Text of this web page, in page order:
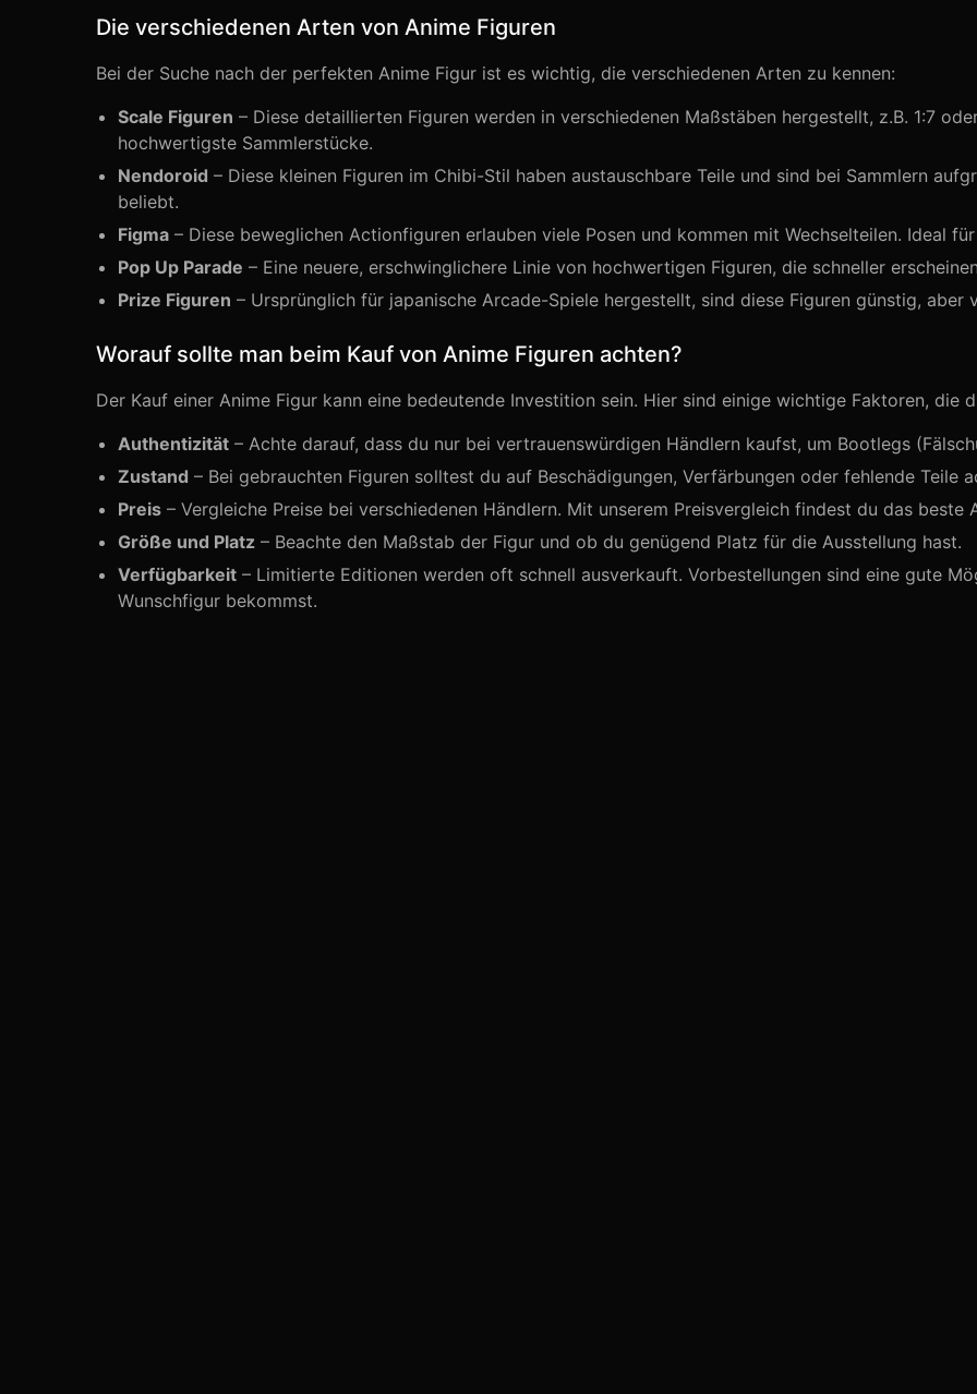
Die verschiedenen Arten von Anime Figuren
Bei der Suche nach der perfekten Anime Figur ist es wichtig, die verschiedenen Arten zu kennen:
Scale Figuren – Diese detaillierten Figuren werden in verschiedenen Maßstäben hergestellt, z.B. 1:7
hochwertigste Sammlerstücke.
Nendoroid – Diese kleinen Figuren im Chibi-Stil haben austauschbare Teile und sind bei Sammlern
beliebt.
Figma – Diese beweglichen Actionfiguren erlauben viele Posen und kommen mit Wechselteilen. Ideal
Pop Up Parade – Eine neuere, erschwinglichere Linie von hochwertigen Figuren, die schneller
Prize Figuren – Ursprünglich für japanische Arcade-Spiele hergestellt, sind diese Figuren günstig, aber
Worauf sollte man beim Kauf von Anime Figuren achten?
Der Kauf einer Anime Figur kann eine bedeutende Investition sein. Hier sind einige wichtige Faktoren, die
Authentizität – Achte darauf, dass du nur bei vertrauenswürdigen Händlern kaufst, um Bootlegs
Zustand – Bei gebrauchten Figuren solltest du auf Beschädigungen, Verfärbungen oder fehlende Teile
Preis – Vergleiche Preise bei verschiedenen Händlern. Mit unserem Preisvergleich findest du das beste
Größe und Platz – Beachte den Maßstab der Figur und ob du genügend Platz für die Ausstellung hast.
Verfügbarkeit – Limitierte Editionen werden oft schnell ausverkauft. Vorbestellungen sind eine gute
Wunschfigur bekommst.